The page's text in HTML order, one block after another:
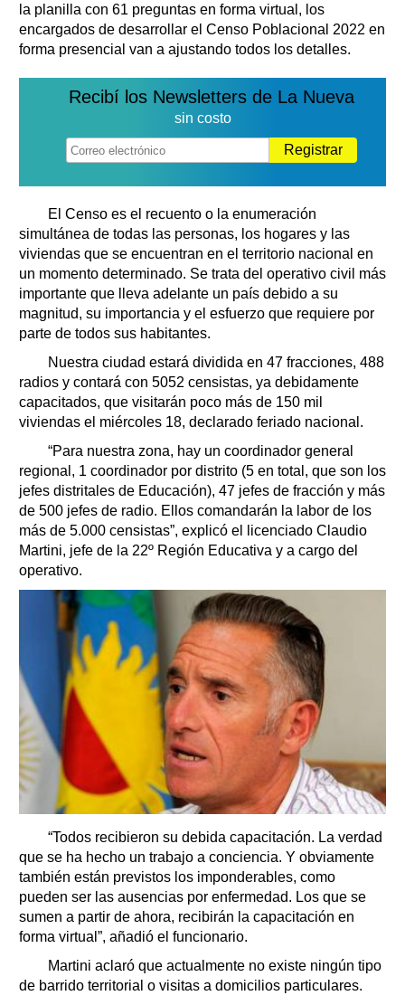
Teléfonos de urgencia
la planilla con 61 preguntas en forma virtual, los
encargados de desarrollar el Censo Poblacional 2022 en
forma presencial van a ajustando todos los detalles.
Recibí los Newsletters de La Nueva
sin costo
Registrar
El Censo es el recuento o la enumeración
simultánea de todas las personas, los hogares y las
viviendas que se encuentran en el territorio nacional en
un momento determinado. Se trata del operativo civil más
importante que lleva adelante un país debido a su
magnitud, su importancia y el esfuerzo que requiere por
parte de todos sus habitantes.
Nuestra ciudad estará dividida en 47 fracciones, 488
radios y contará con 5052 censistas, ya debidamente
capacitados, que visitarán poco más de 150 mil
viviendas el miércoles 18, declarado feriado nacional.
“Para nuestra zona, hay un coordinador general
regional, 1 coordinador por distrito (5 en total, que son los
jefes distritales de Educación), 47 jefes de fracción y más
de 500 jefes de radio. Ellos comandarán la labor de los
más de 5.000 censistas”, explicó el licenciado Claudio
Martini, jefe de la 22º Región Educativa y a cargo del
operativo.
“Todos recibieron su debida capacitación. La verdad
que se ha hecho un trabajo a conciencia. Y obviamente
también están previstos los imponderables, como
pueden ser las ausencias por enfermedad. Los que se
sumen a partir de ahora, recibirán la capacitación en
forma virtual”, añadió el funcionario.
Martini aclaró que actualmente no existe ningún tipo
de barrido territorial o visitas a domicilios particulares.